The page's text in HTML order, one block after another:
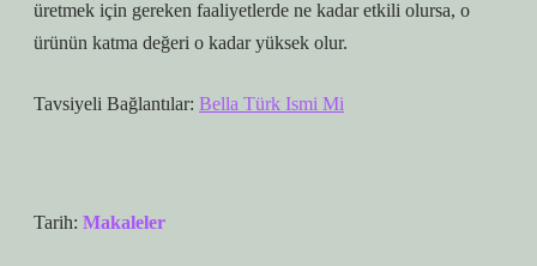
üretmek için gereken faaliyetlerde ne kadar etkili olursa, o
ürünün katma değeri o kadar yüksek olur.
Tavsiyeli Bağlantılar: Bella Türk Ismi Mi
Tarih: Makaleler